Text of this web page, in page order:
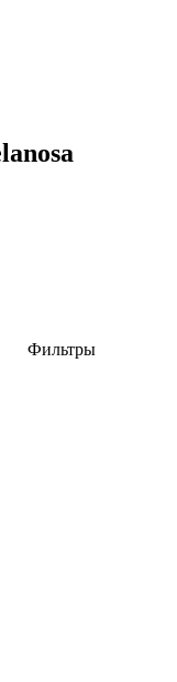
Фильтры